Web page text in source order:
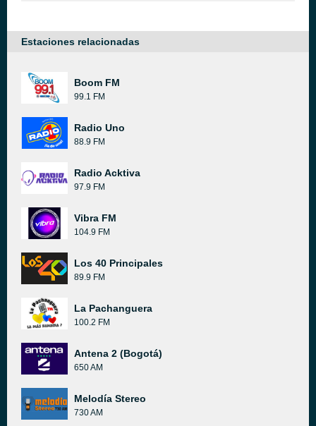
Estaciones relacionadas
Boom FM
99.1 FM
Radio Uno
88.9 FM
Radio Acktiva
97.9 FM
Vibra FM
104.9 FM
Los 40 Principales
89.9 FM
La Pachanguera
100.2 FM
Antena 2 (Bogotá)
650 AM
Melodía Stereo
730 AM